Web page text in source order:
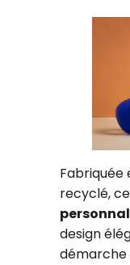
Fabriquée
recyclé,
design
démarche